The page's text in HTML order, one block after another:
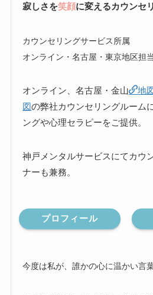
寂しさを笑顔に変えるカウンセ
カウンセリングサービス所属
オンライン・名古屋・東京地区担当
オンライン、名古屋・金山 地
図の弊社カウンセリングルーム
ングや心理セラピーをご提供。
神戸メンタルサービスにてカウ
ナーも兼務。
プロフィール
今度は私が、誰かの心に温かい言